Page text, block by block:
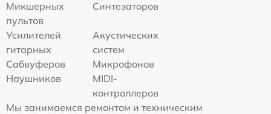
Микшерных
пультов
Синтезаторов
Усилителей
гитарных
Акустических
систем
Сабвуферов
Микрофонов
Наушников
MIDI-
контроллеров
Мы занимаемся ремонтом и техническим